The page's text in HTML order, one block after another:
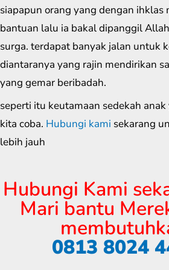
siapapun orang yang dengan ihklas
bantuan lalu ia bakal dipanggil
surga. terdapat banyak jalan untuk
diantaranya yang rajin mendirikan
yang gemar beribadah.
seperti itu keutamaan sedekah
kita coba. Hubungi kami sekarang
lebih jauh
Hubungi Kami
Mari bantu
0813 8024